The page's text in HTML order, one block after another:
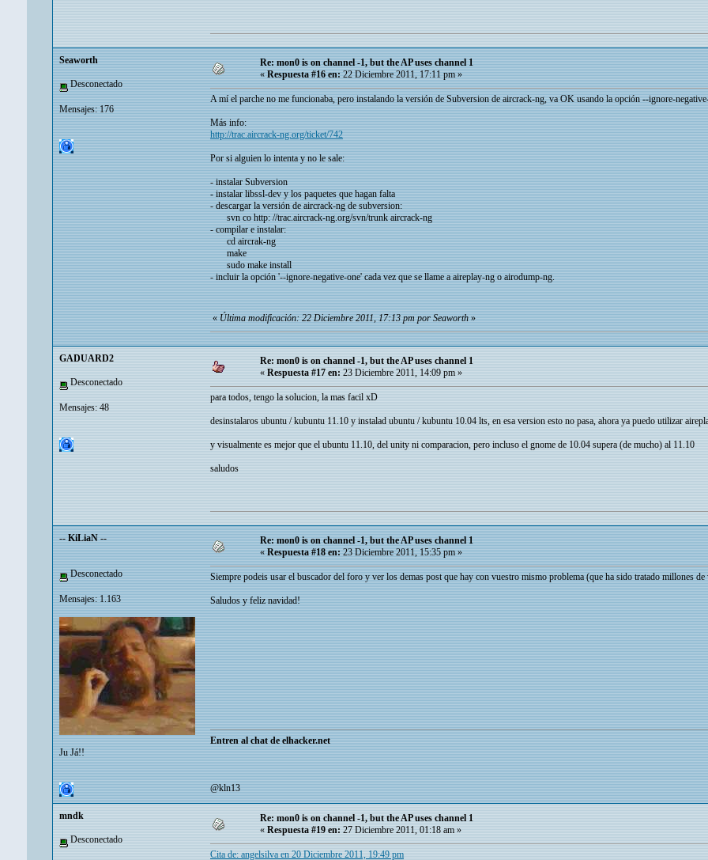
Seaworth
Desconectado
Mensajes: 176
Re: mon0 is on channel -1, but the AP uses channel 1
«Respuesta #16 en:22 Diciembre 2011, 17:11 pm »
A mí el parche no me funcionaba, pero instalando la versión de Subversion de aircrack-ng, va OK usando la opción --ignore-
Más info:
http://trac.aircrack-ng.org/ticket/742
Por si alguien lo intenta y no le sale:
- instalar Subversion
- instalar libssl-dev y los paquetes que hagan falta
- descargar la versión de aircrack-ng de subversion:
svn co http: //trac.aircrack-ng.org/svn/trunk aircrack-ng
- compilar e instalar:
cd aircrak-ng
make
sudo make install
- incluir la opción '--ignore-negative-one' cada vez que se llame a aireplay-ng o airodump-ng.
«Última modificación: 22 Diciembre 2011, 17:13 pm por Seaworth»
GADUARD2
Desconectado
Mensajes: 48
Re: mon0 is on channel -1, but the AP uses channel 1
« Respuesta #17 en: 23 Diciembre 2011, 14:09 pm »
para todos, tengo la solucion, la mas facil xD
desinstalaros ubuntu / kubuntu 11.10 y instalad ubuntu / kubuntu 10.04 lts, en esa version esto no pasa, ahora ya puedo utilizar
y visualmente es mejor que el ubuntu 11.10, del unity ni comparacion, pero incluso el gnome de 10.04 supera (de mucho) al 11.10
saludos
-- KiLiaN --
Desconectado
Mensajes: 1.163
Ju Já!!
Re: mon0 is on channel -1, but the AP uses channel 1
«Respuesta #18 en:23 Diciembre 2011, 15:35 pm »
Siempre podeis usar el buscador del foro y ver los demas post que hay con vuestro mismo problema (que ha sido tratado millones
Saludos y feliz navidad!
Entren al chat de elhacker.net
@kln13
mndk
Desconectado
Re: mon0 is on channel -1, but the AP uses channel 1
« Respuesta #19 en: 27 Diciembre 2011, 01:18 am »
Cita de: angelsilva en 20 Diciembre 2011, 19:49 pm